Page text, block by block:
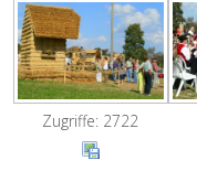
Zugriffe: 2722